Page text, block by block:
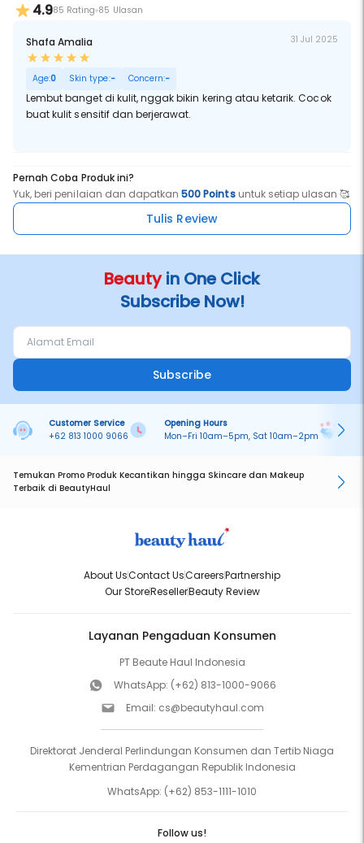
4.985 Rating 85 Ulasan
Shafa Amalia 31 Jul 2025
Age:0 Skin type:- Concern:-
Lembut banget di kulit, nggak bikin kering atau ketarik. Cocok
buat kulit sensitif dan berjerawat.
Pernah Coba Produk ini?
Yuk, beri penilaian dan dapatkan500 Pointsuntuk setiap ulasan 🥰
Tulis Review
Beautyin One Click
Subscribe Now!
Subscribe
Customer Service
+62 813 1000 9066
Opening Hours
Mon–Fri 10am–5pm, Sat 10am–2pm
Temukan Promo Produk Kecantikan hingga Skincare dan Makeup
Terbaik di BeautyHaul
About UsContact UsCareersPartnership
Our StoreResellerBeauty Review
Layanan Pengaduan Konsumen
PT Beaute Haul Indonesia
WhatsApp: (+62) 813-1000-9066
Email: cs@beautyhaul.com
Direktorat Jenderal Perlindungan Konsumen dan Tertib Niaga
Kementrian Perdagangan Republik Indonesia
WhatsApp: (+62) 853-1111-1010
Follow us!